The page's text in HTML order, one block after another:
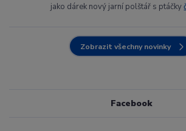
jako dárek nový jarní polštář s ptáčky
Zobrazit všechny novinky
Facebook